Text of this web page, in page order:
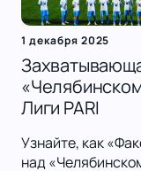
1 декабря 2025
Лиги PARI
Узнайте, как
над